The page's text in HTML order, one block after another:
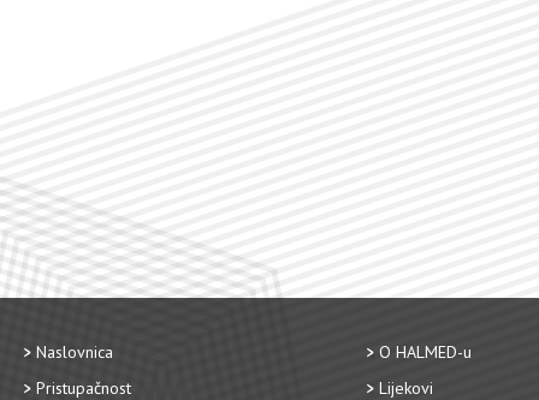
Naslovnica
Pristupačnost
O HALMED-u
Lijekovi